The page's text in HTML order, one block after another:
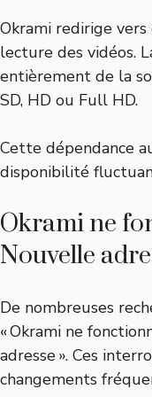
Okrami redirige
lecture des vidéos.
entièrement de la
SD, HD ou Full HD.
Cette dépendance
disponibilité
Okrami ne
Nouvelle
De nombreuses
« Okrami ne
adresse ». Ces
changements